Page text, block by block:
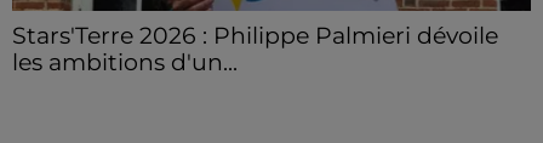
Stars'Terre 2026 : Philippe Palmieri dévoile
les ambitions d'un...